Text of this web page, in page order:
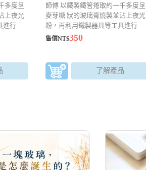
多度呈
上夜光
進行
作，
師傅 以鐵製鐵管捲取約一千多度呈
麥芽糖 狀的玻璃膏燒製並沾上夜光
粉，再利用鐵製器具等工具進行
點、拉、壓等手法加以塑形製作，
售價NT$350
了解產品